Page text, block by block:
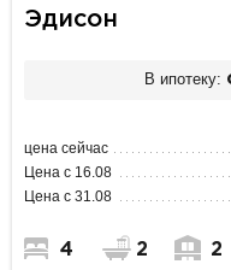
Эдисон
В ипотеку:
цена сейчас
Цена с 16.08
Цена с 31.08
4 2 2